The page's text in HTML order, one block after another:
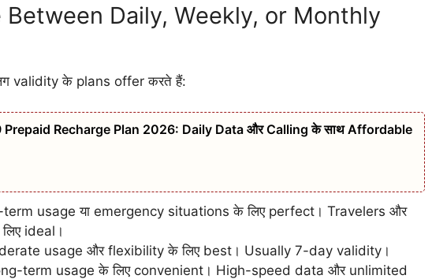
Daily, Weekly, or Monthly
validity के plans offer करते हैं:
Prepaid Recharge Plan 2026: Daily Data और Calling के साथ Affordable
usage या emergency situations के लिए perfect। Travelers और
ideal।
usage और flexibility के लिए best। Usually 7-day validity।
term usage के लिए convenient। High-speed data और unlimited